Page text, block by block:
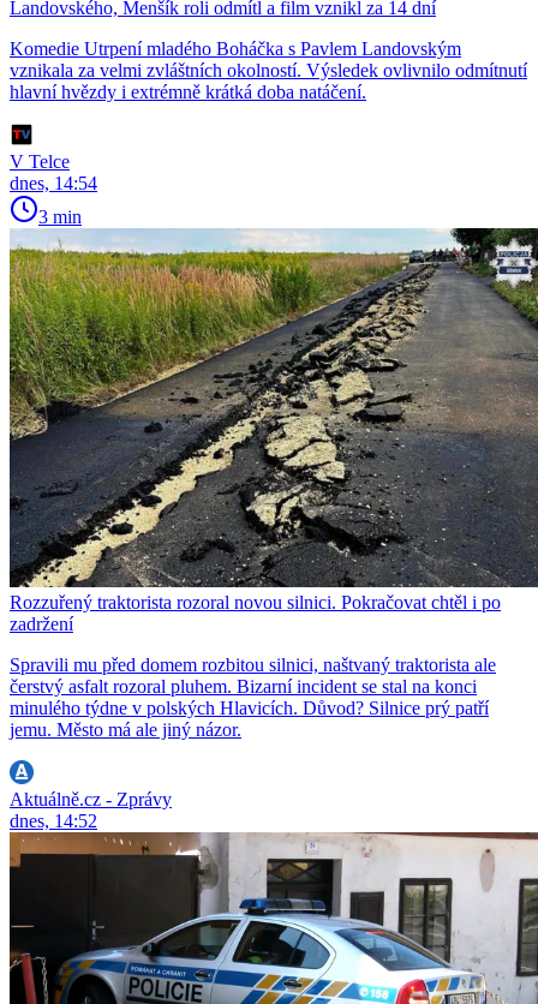
Landovského, Menšík roli odmítl a film vznikl za 14 dní
Komedie Utrpení mladého Boháčka s Pavlem Landovským
vznikala za velmi zvláštních okolností. Výsledek ovlivnilo odmítnutí
hlavní hvězdy i extrémně krátká doba natáčení.
V Telce
dnes, 14:54
3 min
Rozzuřený traktorista rozoral novou silnici. Pokračovat chtěl i po
zadržení
Spravili mu před domem rozbitou silnici, naštvaný traktorista ale
čerstvý asfalt rozoral pluhem. Bizarní incident se stal na konci
minulého týdne v polských Hlavicích. Důvod? Silnice prý patří
jemu. Město má ale jiný názor.
Aktuálně.cz - Zprávy
dnes, 14:52